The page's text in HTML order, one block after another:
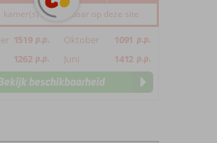
kamer(s) beschikbaar op deze site
1519 p.p. Oktober 1091 p.p.
1262 p.p. Juni 1412 p.p.
beschikbaarheid